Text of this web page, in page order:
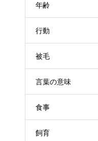
年齢
行動
被毛
言葉の意味
食事
飼育